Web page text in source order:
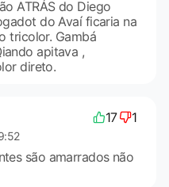
ATRÁS do Diego
do Avaí ficaria na
tricolor. Gambá
apitava ,
direto.
17 1
são amarrados não